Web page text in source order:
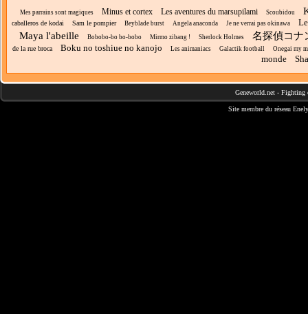
Mes parrains sont magiques Minus et cortex Les aventures du marsupilami Scoubidou
caballeros de kodai Sam le pompier Beyblade burst Angela anaconda Je ne verrai pas okinawa
Maya l'abeille Bobobo-bo bo-bobo Mirmo zibang ! Sherlock Holmes 名探偵コナ
de la rue broca Boku no toshiue no kanojo Les animaniacs Galactik football Onegai my
monde
Geneworld.net - Fighting
Site membre du réseau